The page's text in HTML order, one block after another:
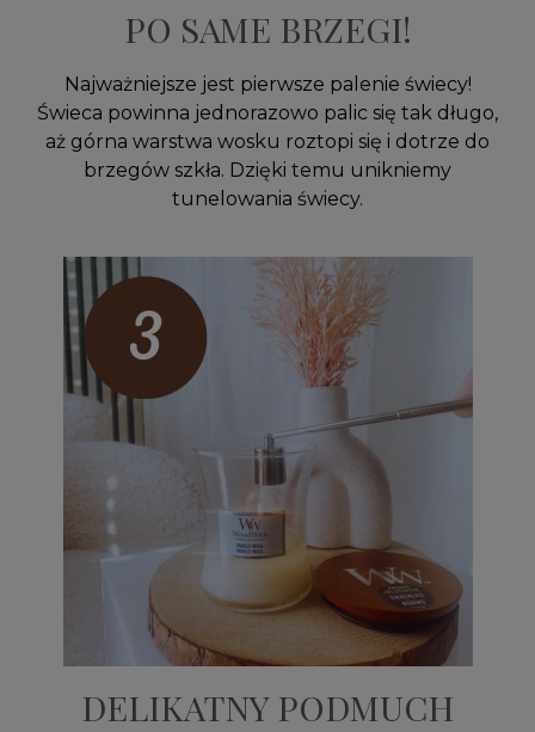
PO SAME BRZEGI!
Najważniejsze jest pierwsze palenie świecy!
Świeca powinna jednorazowo palic się tak długo,
aż górna warstwa wosku roztopi się i dotrze do
brzegów szkła. Dzięki temu unikniemy
tunelowania świecy.
DELIKATNY PODMUCH